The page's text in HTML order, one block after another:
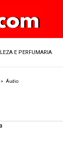
E PERFUMARIA
> Áudio